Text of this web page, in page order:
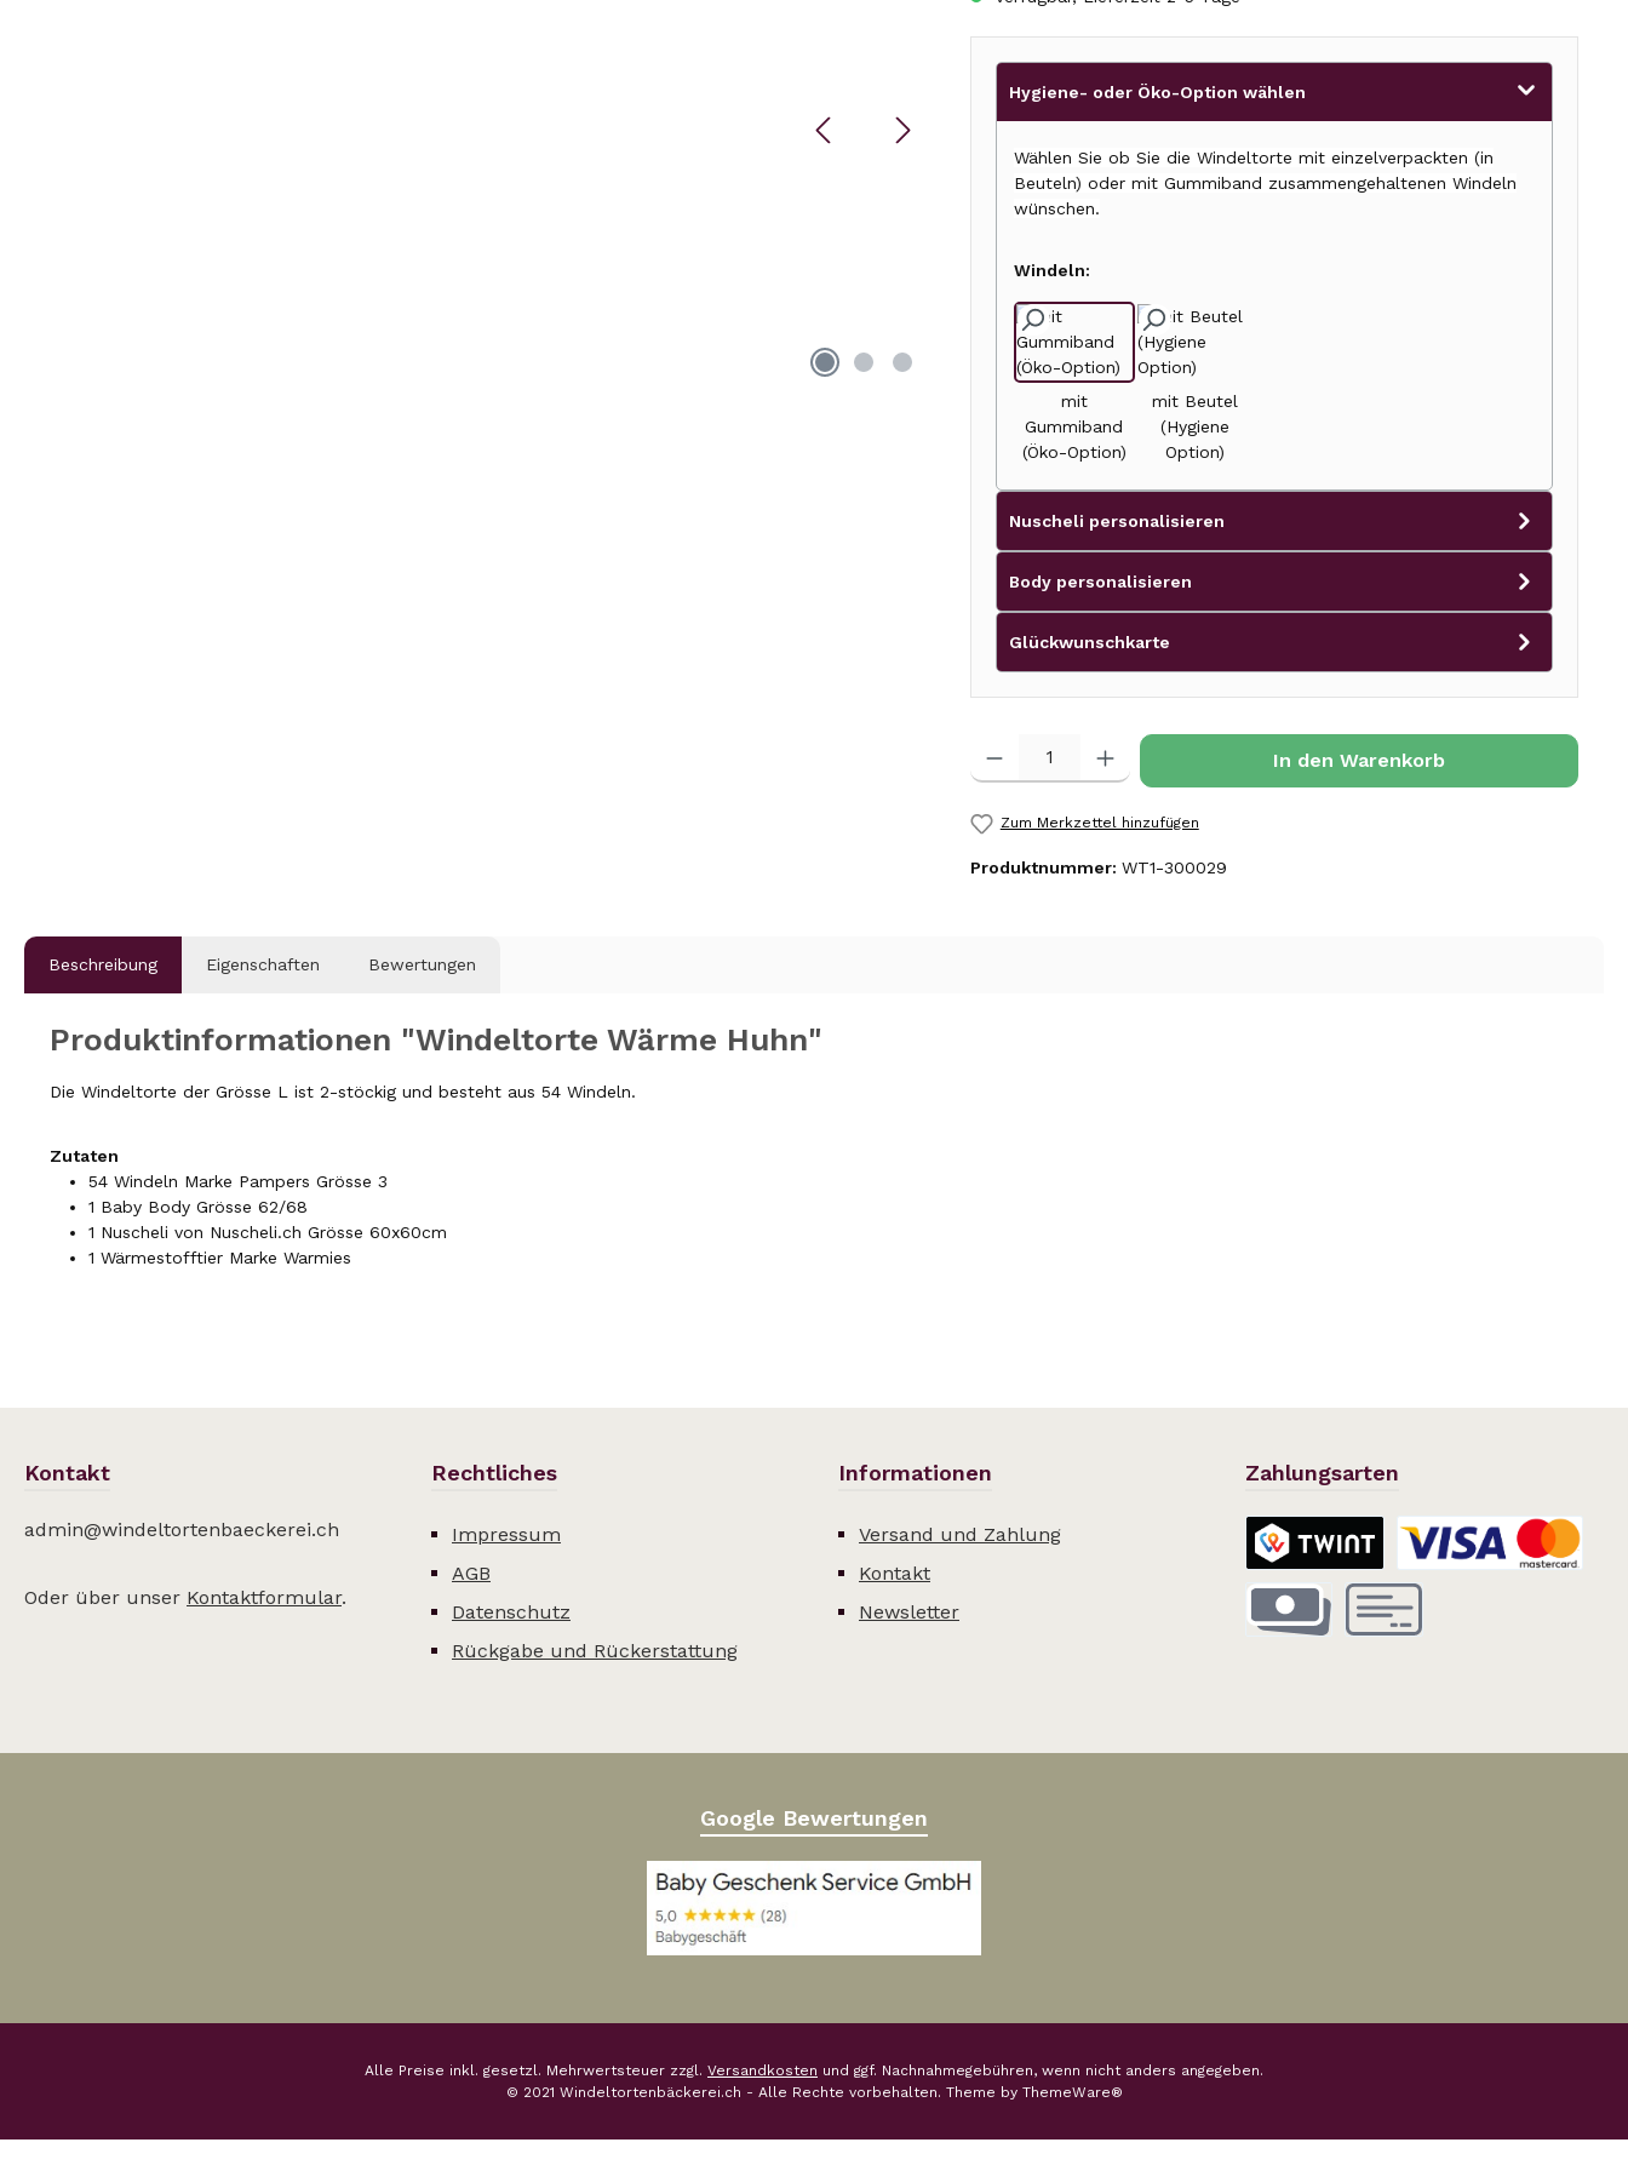
Hygiene- oder Öko-Option wählen
Wählen Sie ob Sie die Windeltorte mit einzelverpackten (in
Beuteln) oder mit Gummiband zusammengehaltenen Windeln
wünschen.
Windeln:
mit
Gummiband
(Öko-Option)
mit Beutel
(Hygiene
Option)
Nuscheli personalisieren
Body personalisieren
Glückwunschkarte
Produkt Anzahl: Gib den gewünschten Wert ein oder benutze die
In den Warenkorb
Zum Merkzettel hinzufügen
Produktnummer: WT1-300029
Beschreibung Eigenschaften Bewertungen
Produktinformationen "Windeltorte Wärme Huhn"
Die Windeltorte der Grösse L ist 2-stöckig und besteht aus 54 Windeln.
Zutaten
54 Windeln Marke Pampers Grösse 3
1 Baby Body Grösse 62/68
1 Nuscheli von Nuscheli.ch Grösse 60x60cm
1 Wärmestofftier Marke Warmies
Kontakt
admin@windeltortenbaeckerei.ch
Oder über unser Kontaktformular.
Rechtliches
Impressum
AGB
Datenschutz
Rückgabe und Rückerstattung
Informationen
Versand und Zahlung
Kontakt
Newsletter
Zahlungsarten
TWINT Kreditkarte
Google Bewertungen
Alle Preise inkl. gesetzl. Mehrwertsteuer zzgl. Versandkosten und ggf. Nachnahmegebühren, wenn nicht anders angegeben.
© 2021 Windeltortenbäckerei.ch - Alle Rechte vorbehalten. Theme by ThemeWare®